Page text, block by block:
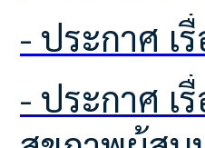
- ประกาศ
- ประกาศ เรื่อง นโยบาย/มาตรการ การควบคุมผลิตภัณฑ์ยาสูบ และการคุ้มครอง